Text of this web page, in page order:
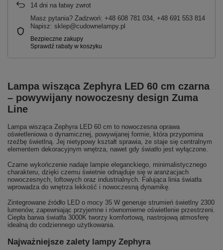
14 dni na łatwy zwrot
Masz pytania? Zadzwoń: +48 608 781 034, +48 691 553 814
Napisz: sklep@cudownelampy.pl
Lampa wisząca Zephyra LED 60 cm czarna
– powywijany nowoczesny design Zuma
Line
Lampa wisząca Zephyra LED 60 cm to nowoczesna oprawa
oświetleniowa o dynamicznej, powywijanej formie, która przypomina
rzeźbę świetlną. Jej nietypowy kształt sprawia, że staje się centralnym
elementem dekoracyjnym wnętrza, nawet gdy światło jest wyłączone.
Czarne wykończenie nadaje lampie eleganckiego, minimalistycznego
charakteru, dzięki czemu świetnie odnajduje się w aranżacjach
nowoczesnych, loftowych oraz industrialnych. Falująca linia światła
wprowadza do wnętrza lekkość i nowoczesną dynamikę.
Zintegrowane źródło LED o mocy 35 W generuje strumień świetlny 2300
lumenów, zapewniając przyjemne i równomierne oświetlenie przestrzeni.
Ciepła barwa światła 3000K tworzy komfortową, nastrojową atmosferę
idealną do codziennego użytkowania.
Najważniejsze zalety lampy Zephyra